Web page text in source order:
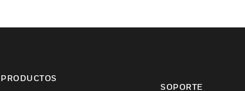
PRODUCTOS
SOPORTE